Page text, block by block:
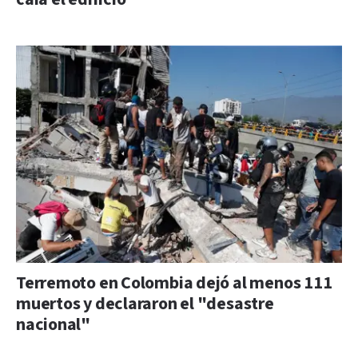
Terremoto en Colombia dejó al menos 111
muertos y declararon el "desastre
nacional"